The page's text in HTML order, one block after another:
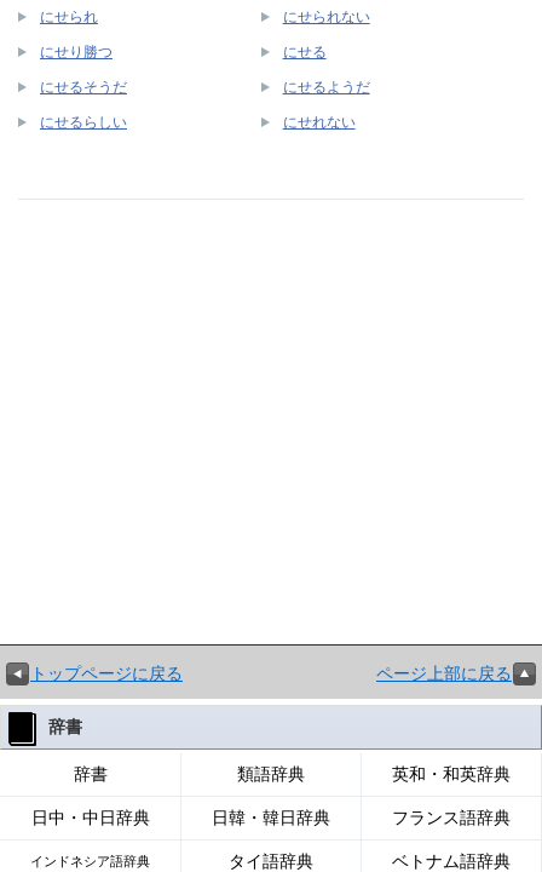
にせられ にせられない
にせり勝つ にせる
にせるそうだ にせるようだ
にせるらしい にせれない
トップページに戻る ページ上部に戻る
辞書
辞書 類語辞典 英和・和英辞典
日中・中日辞典 日韓・韓日辞典 フランス語辞典
インドネシア語辞典 タイ語辞典 ベトナム語辞典